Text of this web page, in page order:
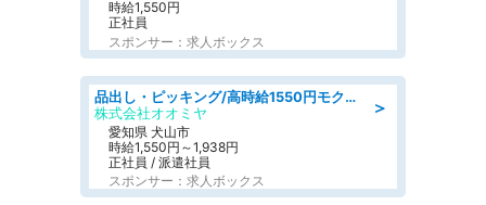
時給1,550円
正社員
スポンサー：求人ボックス
＞
品出し・ピッキング/高時給1550円モクモクと指示書通りに仕分け・品出し
株式会社オオミヤ
愛知県 犬山市
時給1,550円～1,938円
正社員 / 派遣社員
スポンサー：求人ボックス